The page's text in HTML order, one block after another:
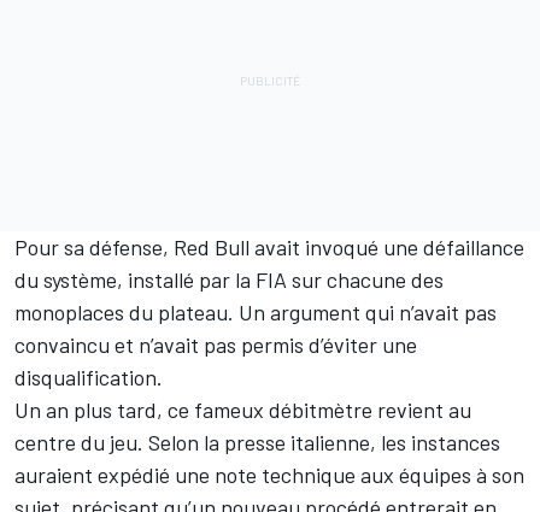
Pour sa défense, Red Bull avait invoqué une défaillance
du système, installé par la FIA sur chacune des
monoplaces du plateau. Un argument qui n’avait pas
convaincu et n’avait pas permis d’éviter une
disqualification.
Un an plus tard, ce fameux débitmètre revient au
centre du jeu. Selon la presse italienne, les instances
auraient expédié une note technique aux équipes à son